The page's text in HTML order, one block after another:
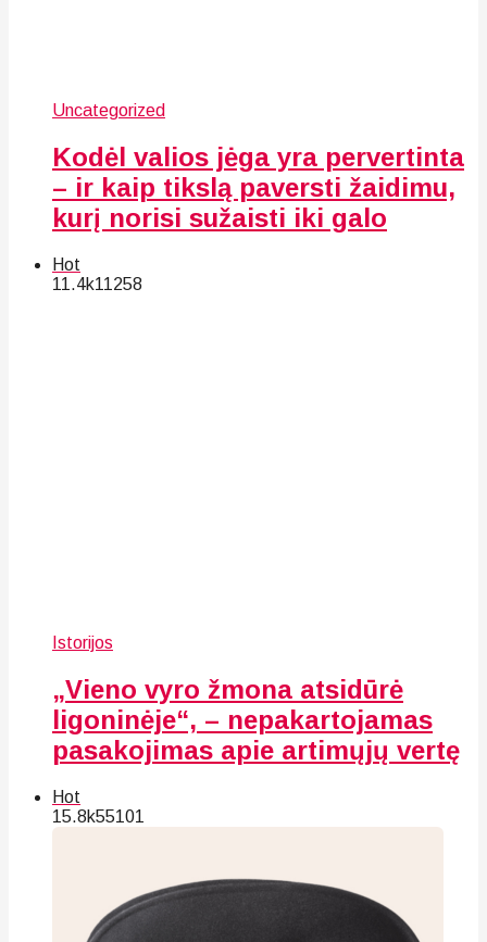
Uncategorized
Kodėl valios jėga yra pervertinta
– ir kaip tikslą paversti žaidimu,
kurį norisi sužaisti iki galo
Hot
11.4k11258
Istorijos
„Vieno vyro žmona atsidūrė
ligoninėje“, – nepakartojamas
pasakojimas apie artimųjų vertę
Hot
15.8k55101